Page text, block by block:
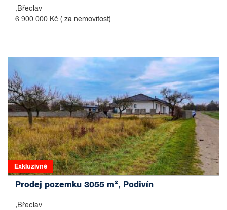
,Břeclav
6 900 000 Kč ( za nemovitost)
Exkluzivně
Prodej pozemku 3055 m², Podivín
,Břeclav